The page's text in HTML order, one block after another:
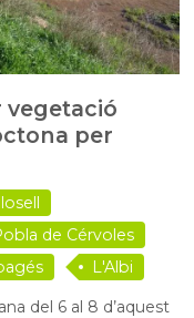
per
de Cérvoles
L'Albi
del 6 al 8 d’aquest